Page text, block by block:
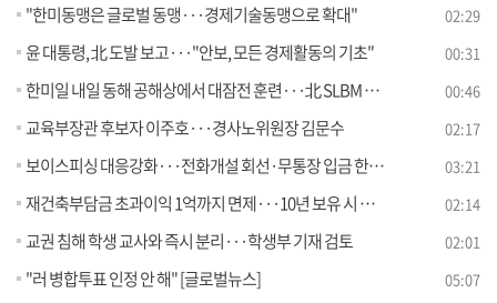
"한미동맹은 글로벌 동맹···경제기술동맹으로 확대" 02:29
윤 대통령, 北 도발 보고···"안보, 모든 경제활동의 기초" 00:31
한미일 내일 동해 공해상에서 대잠전 훈련···北 SLBM 위협 대응 00:46
교육부장관 후보자 이주호···경사노위원장 김문수 02:17
보이스피싱 대응강화···전화개설 회선·무통장 입금 한도 축소 03:21
재건축부담금 초과이익 1억까지 면제···10년 보유 시 절반 감면 02:14
교권 침해 학생 교사와 즉시 분리···학생부 기재 검토 02:01
"러 병합투표 인정 안 해" [글로벌뉴스] 05:07